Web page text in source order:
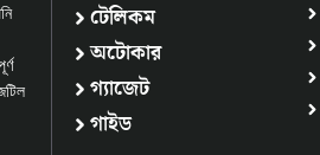
টেলিকম
অটোকার
গ্যাজেট
গাইড